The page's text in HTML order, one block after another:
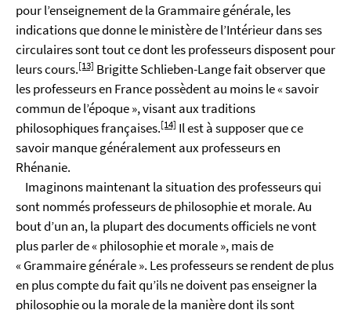
pour l’enseignement de la Grammaire générale, les
indications que donne le ministère de l’Intérieur dans ses
circulaires sont tout ce dont les professeurs disposent pour
leurs cours.[13] Brigitte Schlieben-Lange fait observer que
les professeurs en France possèdent au moins le « savoir
commun de l’époque », visant aux traditions
philosophiques françaises.[14] Il est à supposer que ce
savoir manque généralement aux professeurs en
Rhénanie.
Imaginons maintenant la situation des professeurs qui
sont nommés professeurs de philosophie et morale. Au
bout d’un an, la plupart des documents officiels ne vont
plus parler de « philosophie et morale », mais de
« Grammaire générale ». Les professeurs se rendent de plus
en plus compte du fait qu’ils ne doivent pas enseigner la
philosophie ou la morale de la manière dont ils sont